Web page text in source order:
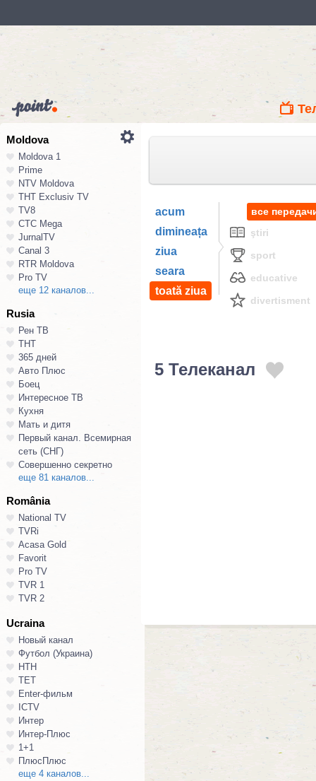
Moldova
Moldova 1
Prime
NTV Moldova
ТНТ Exclusiv TV
TV8
СТС Mega
JurnalTV
Canal 3
RTR Moldova
Pro TV
еще 12 каналов...
Rusia
Рен ТВ
ТНТ
365 дней
Авто Плюс
Боец
Интересное ТВ
Кухня
Мать и дитя
Первый канал. Всемирная
сеть (СНГ)
Совершенно секретно
еще 81 каналов...
România
National TV
TVRi
Acasa Gold
Favorit
Pro TV
TVR 1
TVR 2
Ucraina
Новый канал
Футбол (Украина)
НТН
ТЕТ
Enter-фильм
ICTV
Интер
Интер-Плюс
1+1
ПлюсПлюс
еще 4 каналов...
acum
dimineața
ziua
seara
toată ziua
все
ştiri
sport
educative
divertisment
5 Телеканал